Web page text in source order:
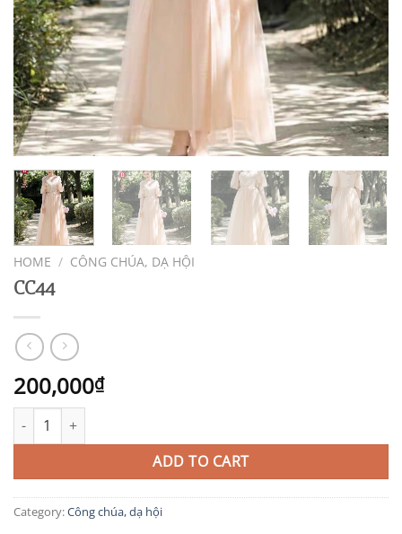
HOME / CÔNG CHÚA, DẠ HỘI
CC44
200,000₫
CC44 quantity
ADD TO CART
Category:Công chúa, dạ hội